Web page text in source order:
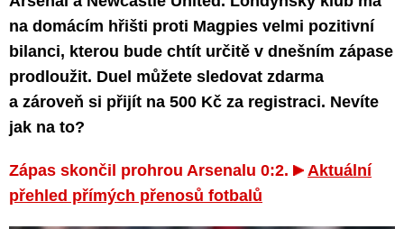
na domácím hřišti proti Magpies velmi pozitivní
bilanci, kterou bude chtít určitě v dnešním zápase
prodloužit. Duel můžete sledovat zdarma
a zároveň si přijít na 500 Kč za registraci. Nevíte
jak na to?
Zápas skončil prohrou Arsenalu 0:2.
Aktuální
přehled přímých přenosů fotbalů